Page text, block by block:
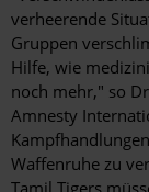
verheerende
Gruppen
Hilfe, wie
noch mehr," so
Amnesty
Waffenruhe zu
Tamil Tigers